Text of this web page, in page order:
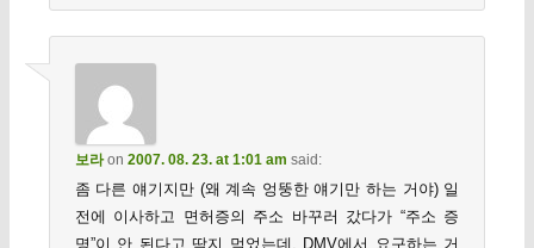
보라on 2007. 08. 23. at 1:01 am said:
좀 다른 얘기지만 (왜 계속 엉뚱한 얘기만 하는 거야) 일
전에 이사하고 면허증의 주소 바꾸러 갔다가 “주소 증
명”이 안 된다고 딱지 먹었는데, DMV에서 요구하는 거